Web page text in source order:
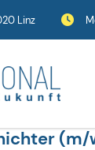
Linz
(m/